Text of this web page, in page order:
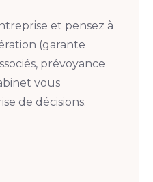
et pensez à
(garante
prévoyance
vous
de décisions.